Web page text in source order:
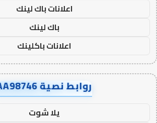
اعلانات باك لينك
باك لينك
اعلانات باكلينك
روابط نصية AA98746
يلا شوت